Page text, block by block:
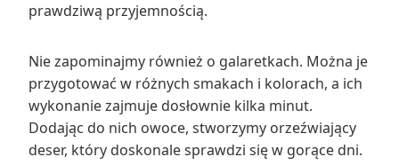
prawdziwą przyjemnością.
Nie zapominajmy również o galaretkach. Można je
przygotować w różnych smakach i kolorach, a ich
wykonanie zajmuje dosłownie kilka minut.
Dodając do nich owoce, stworzymy orzeźwiający
deser, który doskonale sprawdzi się w gorące dni.